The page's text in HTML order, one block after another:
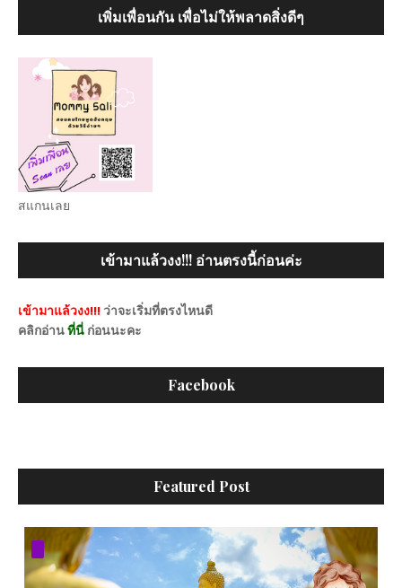
เพิ่มเพื่อนกัน เพื่อไม่ให้พลาดสิ่งดีๆ
สแกนเลย
เข้ามาแล้วงง!!! อ่านตรงนี้ก่อนค่ะ
เข้ามาแล้วงง!!!ว่าจะเริ่มที่ตรงไหนดี
คลิกอ่านที่นี่ ก่อนนะคะ
Facebook
Featured Post